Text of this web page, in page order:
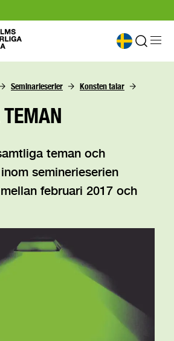
Seminarieserier
Konsten talar
teman och
seminerieserien
februari 2017 och